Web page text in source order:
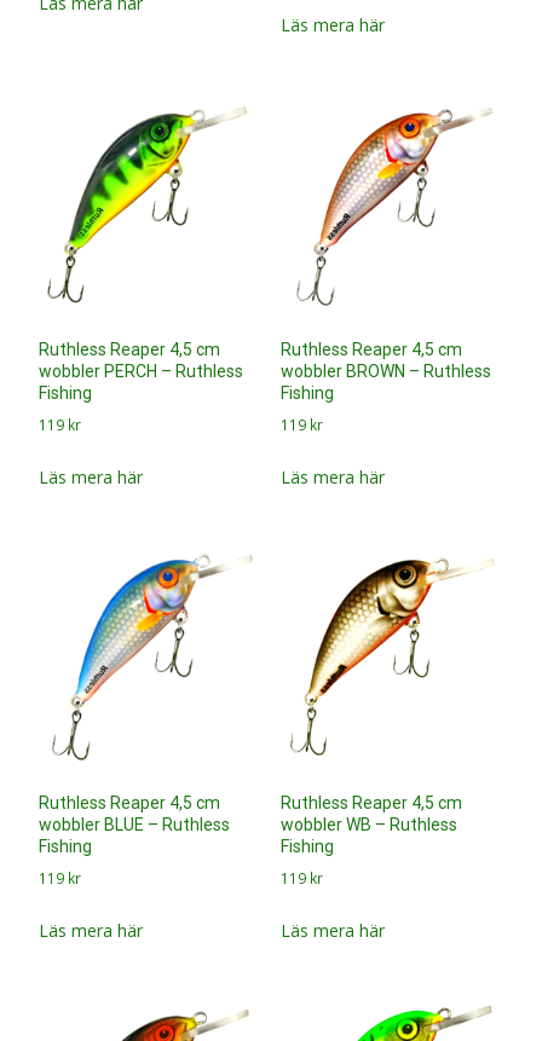
Läs mera här
Ruthless Reaper 4,5 cm
wobbler PERCH – Ruthless
Fishing
119 kr
Läs mera här
Ruthless Reaper 4,5 cm
wobbler BROWN – Ruthless
Fishing
119 kr
Läs mera här
Ruthless Reaper 4,5 cm
wobbler BLUE – Ruthless
Fishing
119 kr
Läs mera här
Ruthless Reaper 4,5 cm
wobbler WB – Ruthless
Fishing
119 kr
Läs mera här